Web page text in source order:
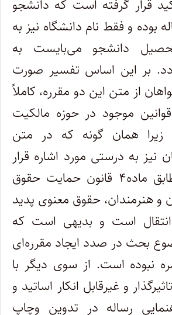
تأکید قرار گرفته است که دانشجو
بوده و فقط نام دانشگاه نیز به
دانشجو می‌بایست به
بر این اساس تفسیر صورت
از متن این دو مقرره، کاملاً
موجود در حوزه مالکیت
زیرا همان گونه که در متن
نیز به درستی مورد اشاره قرار
گرفته است، مطابق ماده۴ قانون حمایت حقوق
و هنرمندان، حقوق معنوی پدید
انتقال است و بدیهی است که
بحث در صدد ایجاد مقرره‌ای
نبوده است. از سوی دیگر با
و غیرقابل انکار اساتید و
رساله در تدوین وچاپ